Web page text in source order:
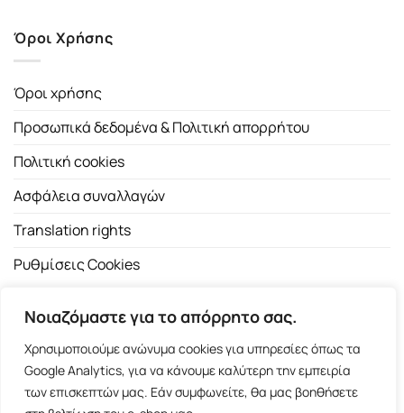
Νοιαζόμαστε για το απόρρητο σας.
Χρησιμοποιούμε ανώνυμα cookies για υπηρεσίες όπως τα
Google Analytics, για να κάνουμε καλύτερη την εμπειρία
των επισκεπτών μας. Εάν συμφωνείτε, θα μας βοηθήσετε
Όροι Χρήσης
Όροι χρήσης
Προσωπικά δεδομένα & Πολιτική απορρήτου
Πολιτική cookies
Ασφάλεια συναλλαγών
Translation rights
Ρυθμίσεις Cookies
Copyright 2026 ©Εκδοτικός Οίκος Α.Α. Λιβάνη| All rights